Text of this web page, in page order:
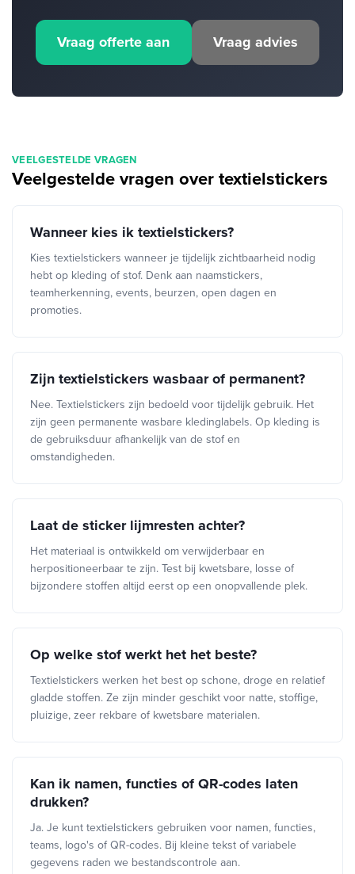
Vraag offerte aan Vraag advies
VEELGESTELDE VRAGEN
Veelgestelde vragen over textielstickers
Wanneer kies ik textielstickers?
Kies textielstickers wanneer je tijdelijk zichtbaarheid nodig
hebt op kleding of stof. Denk aan naamstickers,
teamherkenning, events, beurzen, open dagen en
promoties.
Zijn textielstickers wasbaar of permanent?
Nee. Textielstickers zijn bedoeld voor tijdelijk gebruik. Het
zijn geen permanente wasbare kledinglabels. Op kleding is
de gebruiksduur afhankelijk van de stof en
omstandigheden.
Laat de sticker lijmresten achter?
Het materiaal is ontwikkeld om verwijderbaar en
herpositioneerbaar te zijn. Test bij kwetsbare, losse of
bijzondere stoffen altijd eerst op een onopvallende plek.
Op welke stof werkt het het beste?
Textielstickers werken het best op schone, droge en relatief
gladde stoffen. Ze zijn minder geschikt voor natte, stoffige,
pluizige, zeer rekbare of kwetsbare materialen.
Kan ik namen, functies of QR-codes laten
drukken?
Ja. Je kunt textielstickers gebruiken voor namen, functies,
teams, logo's of QR-codes. Bij kleine tekst of variabele
gegevens raden we bestandscontrole aan.